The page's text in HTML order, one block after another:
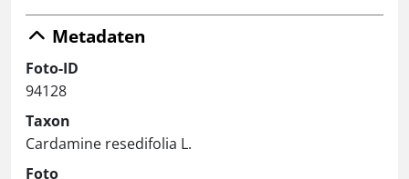
Metadaten
Foto-ID
94128
Taxon
Cardamine resedifolia L.
Foto